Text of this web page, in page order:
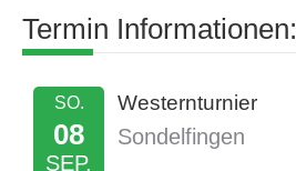
Termin Informationen:
SO.
08
SEP.
Westernturnier
Sondelfingen